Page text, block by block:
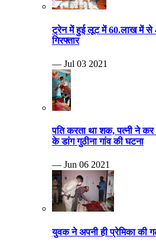
ट्रेन में हुई लूट में 60.लाख में से
गिरफ्तार
— Jul 03 2021
पति करता था शक, पत्नी ने कर
के डांग गुठीना गांव की घटना
— Jun 06 2021
युवक ने अपनी ही प्रेमिका की